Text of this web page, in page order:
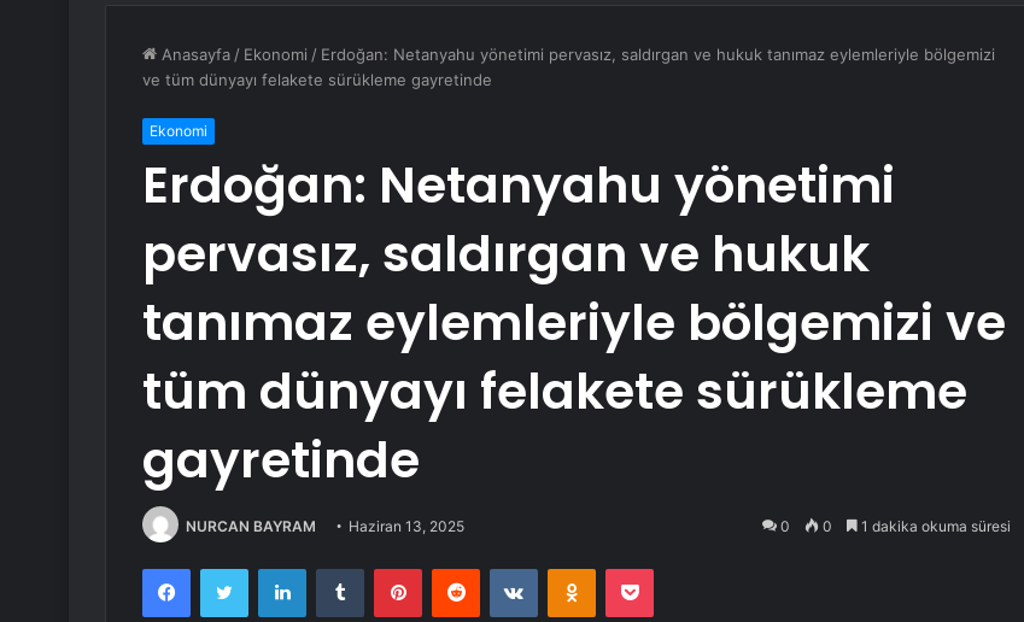
Anasayfa / Ekonomi / Erdoğan: Netanyahu yönetimi pervasız, saldırgan ve hukuk tanımaz eylemleriyle bölgemizi
ve tüm dünyayı felakete sürükleme gayretinde
Ekonomi
Erdoğan: Netanyahu yönetimi
pervasız, saldırgan ve hukuk
tanımaz eylemleriyle bölgemizi ve
tüm dünyayı felakete sürükleme
gayretinde
NURCAN BAYRAM Haziran 13, 2025 0 0 1 dakika okuma süresi
FacebookTwitter LinkedInTumblr PinterestReddit VKontakteOdnoklassniki
Pocket